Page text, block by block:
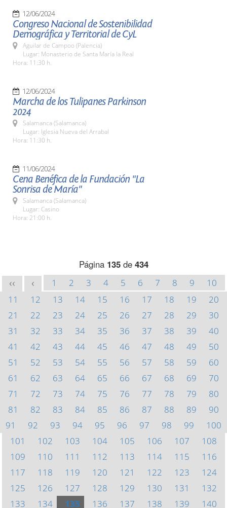
12/06/2024
Congreso Nacional de Sostenibilidad
Demográfica y Territorial de CyL
Aguilar de Campoo (Palencia)
Lugar: Monasterio de Santa María la Real
Hora: 11:30 h.
12/06/2024
Marcha de los Tulipanes Parkinson
2024
Salamanca (Salamanca)
Lugar: Iglesia Nueva del Arrabal
Hora: 11:30 h.
11/06/2024
Cena Benéfica de la Fundación "La
Sonrisa de María"
Salamanca (Salamanca)
Lugar: Casino
Hora: 21:00 h.
Página 135de 434
<< < 1 2 3 4 5 6 7 8 9
10
11
12 13 14 15 16 17 18 19
20
21
22 23 24 25 26 27 28 29
30
31
32 33 34 35 36 37 38 39
40
41
42 43 44 45 46 47 48 49
50
51
52 53 54 55 56 57 58 59
60
61
62 63 64 65 66 67 68 69
70
71
72 73 74 75 76 77 78 79
80
81
82 83 84 85 86 87 88 89
90
91
92 93 94 95 96 97 98 99
100
101
102 103 104 105 106 107
108
109
110 111 112 113 114 115
116
117
118 119 120 121 122 123
124
125
126 127 128 129 130 131
132
133
134 135 136 137 138 139
140